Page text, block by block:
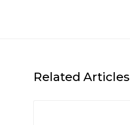
Related Articles